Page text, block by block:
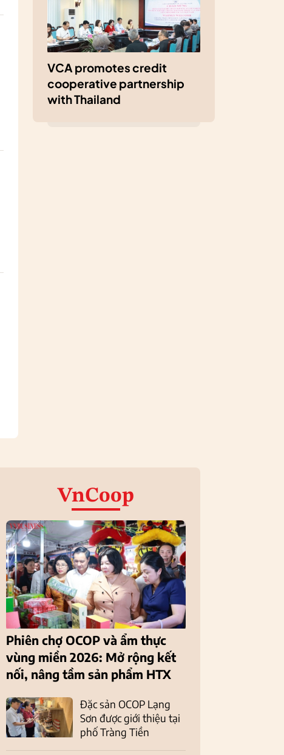
VCA promotes credit
cooperative partnership
with Thailand
VnCoop
Phiên chợ OCOP và ẩm thực
vùng miền 2026: Mở rộng kết
nối, nâng tầm sản phẩm HTX
Đặc sản OCOP Lạng
Sơn được giới thiệu tại
phố Tràng Tiền